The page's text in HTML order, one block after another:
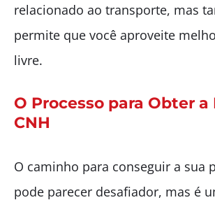
relacionado ao transporte, mas
permite que você aproveite
livre.
O Processo para Obter a
CNH
O caminho para conseguir a sua
pode parecer desafiador, mas é